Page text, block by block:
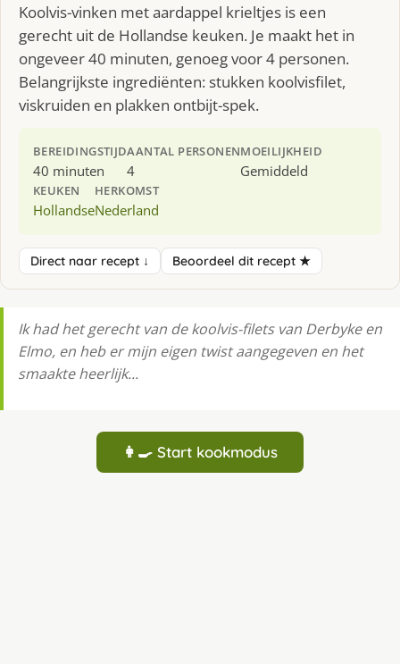
Koolvis-vinken met aardappel krieltjes is een
gerecht uit de Hollandse keuken. Je maakt het in
ongeveer 40 minuten, genoeg voor 4 personen.
Belangrijkste ingrediënten: stukken koolvisfilet,
viskruiden en plakken ontbijt-spek.
BEREIDINGSTIJD
40 minuten
AANTAL PERSONEN
4
MOEILIJKHEID
Gemiddeld
KEUKEN
Hollandse
HERKOMST
Nederland
Direct naar recept ↓ Beoordeel dit recept ★
Ik had het gerecht van de koolvis-filets van Derbyke en
Elmo, en heb er mijn eigen twist aangegeven en het
smaakte heerlijk...
👩‍🍳 Start kookmodus